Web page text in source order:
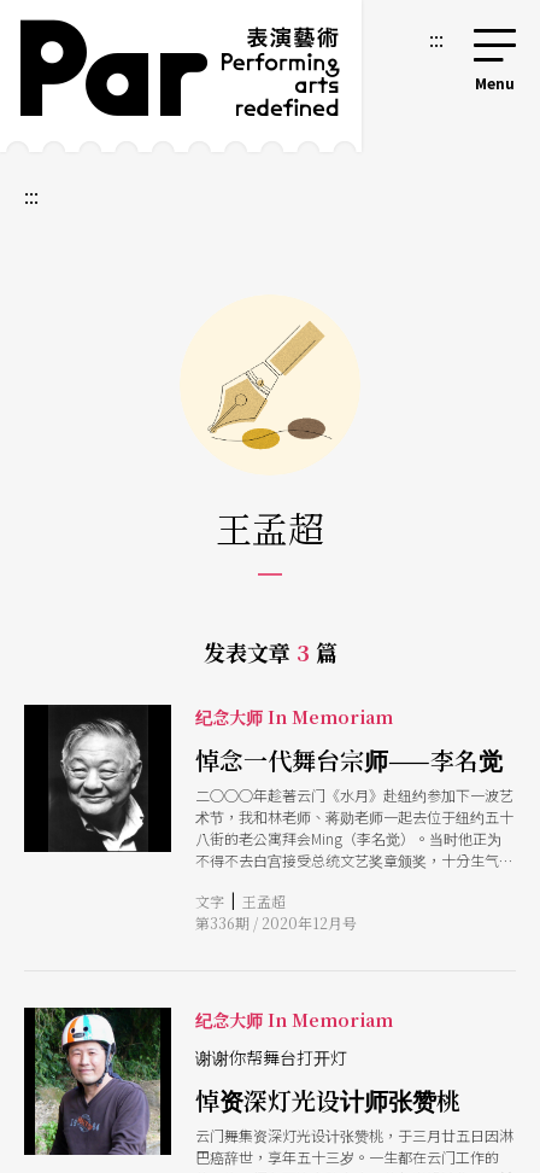
跳到主要内容区块
网站导览 :::
:::
王孟超
发表文章 3 篇
纪念大师 In Memoriam
悼念一代舞台宗师——李名觉
二○○○年趁著云门《水月》赴纽约参加下一波艺
术节，我和林老师、蒋勋老师一起去位于纽约五十
八街的老公寓拜会Ming（李名觉）。当时他正为
不得不去白宫接受总统文艺奖章颁奖，十分生气。
布希在中东发动不名誉、不人道的战争十分不认
同。我记得我曾翻译过Ming的传记一书《剧场名
文字 | 王孟超
第336期 / 2020年12月号
纪念大师 In Memoriam
谢谢你帮舞台打开灯
悼资深灯光设计师张赞桃
云门舞集资深灯光设计张赞桃，于三月廿五日因淋
巴癌辞世，享年五十三岁。一生都在云门工作的